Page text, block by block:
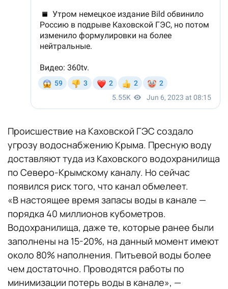
Происшествие на Каховской ГЭС создало
угрозу водоснабжению Крыма. Пресную воду
доставляют туда из Каховского водохранилища
по Северо-Крымскому каналу. Но сейчас
появился риск того, что канал обмелеет.
«В настоящее время запасы воды в канале —
порядка 40 миллионов кубометров.
Водохранилища, даже те, которые ранее были
заполнены на 15-20%, на данный момент имеют
около 80% наполнения. Питьевой воды более
чем достаточно. Проводятся работы по
минимизации потерь воды в канале», —